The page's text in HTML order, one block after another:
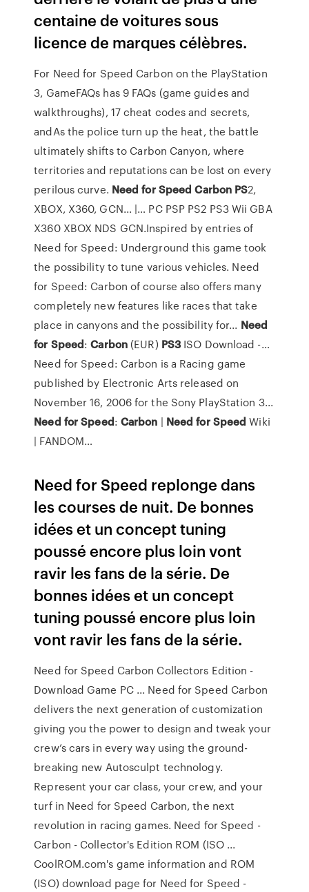
centaine de voitures sous
licence de marques célèbres.
For Need for Speed Carbon on the PlayStation
3, GameFAQs has 9 FAQs (game guides and
walkthroughs), 17 cheat codes and secrets,
andAs the police turn up the heat, the battle
ultimately shifts to Carbon Canyon, where
territories and reputations can be lost on every
perilous curve. Need for Speed Carbon PS2,
XBOX, X360, GCN... |… PC PSP PS2 PS3 Wii GBA
X360 XBOX NDS GCN.Inspired by entries of
Need for Speed: Underground this game took
the possibility to tune various vehicles. Need
for Speed: Carbon of course also offers many
completely new features like races that take
place in canyons and the possibility for... Need
for Speed:Carbon (EUR) PS3ISO Download -…
Need for Speed: Carbon is a Racing game
published by Electronic Arts released on
November 16, 2006 for the Sony PlayStation 3...
Need for Speed: Carbon | Need for Speed Wiki
| FANDOM…
Need for Speed replonge dans
les courses de nuit. De bonnes
idées et un concept tuning
poussé encore plus loin vont
ravir les fans de la série. De
bonnes idées et un concept
tuning poussé encore plus loin
vont ravir les fans de la série.
Need for Speed Carbon Collectors Edition -
Download Game PC ... Need for Speed Carbon
delivers the next generation of customization
giving you the power to design and tweak your
crew’s cars in every way using the ground-
breaking new Autosculpt technology.
Represent your car class, your crew, and your
turf in Need for Speed Carbon, the next
revolution in racing games. Need for Speed -
Carbon - Collector's Edition ROM (ISO ...
CoolROM.com's game information and ROM
(ISO) download page for Need for Speed -